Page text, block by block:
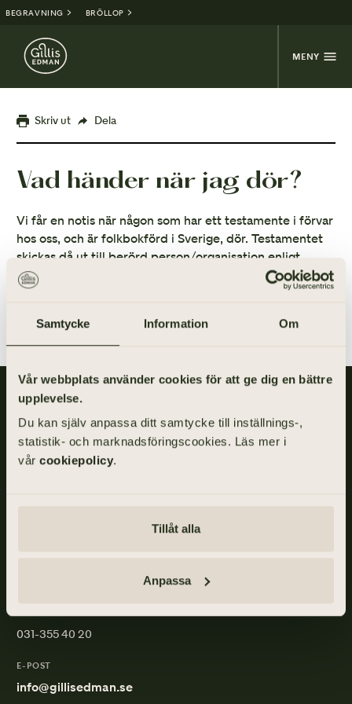
Samtycke Information Om
Vår webbplats använder cookies för att ge dig en bättre
upplevelse.
Du kan själv anpassa ditt samtycke till inställnings-,
statistik- och marknadsföringscookies. Läs mer i
vår cookiepolicy.
Tillåt alla
Anpassa
BEGRAVNING BRÖLLOP
MENY
Skriv ut Dela
Vad händer när jag dör?
Vi får en notis när någon som har ett testamente i förvar
hos oss, och är folkbokförd i Sverige, dör. Testamentet
skickas då ut till berörd person/organisation enligt
förvaringsavtalet.
Gillis Edman är en av Sveriges mest anlitade begravningsbyråer.
På våra kontor fördelade över hela Västsverige hjälper vi kunder
med personliga begravningar och familjejuridik.
Om
Skånegatan 17, 411 40 GÖTEBORG
031-355 40 20
E-POST
info@gillisedman.se